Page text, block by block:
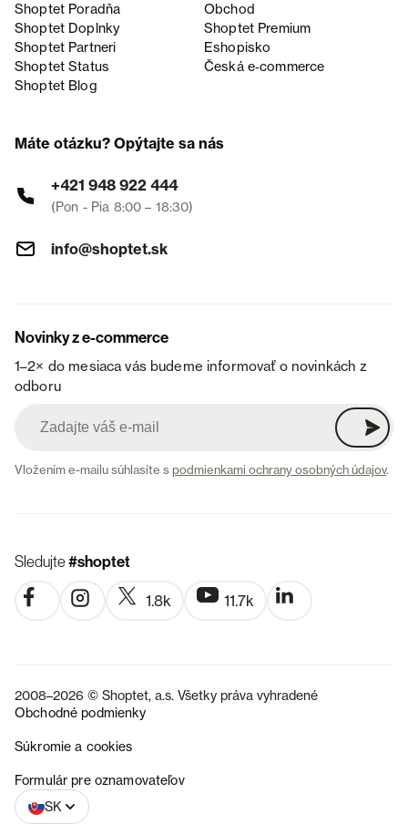
Shoptet Poradňa
Obchod
Shoptet Doplnky
Shoptet Premium
Shoptet Partneri
Eshopisko
Shoptet Status
Česká e‑commerce
Shoptet Blog
Máte otázku? Opýtajte sa nás
+421 948 922 444
(Pon - Pia 8:00 – 18:30)
info@shoptet.sk
Novinky z e-commerce
1–2× do mesiaca vás budeme informovať o novinkách z
odboru
Vložením e-mailu súhlasíte spodmienkami ochrany osobných údajov.
Sledujte#shoptet
1.8k 11.7k
2008–2026 © Shoptet, a.s. Všetky práva vyhradené
Obchodné podmienky
Súkromie a cookies
Formulár pre oznamovateľov
SK